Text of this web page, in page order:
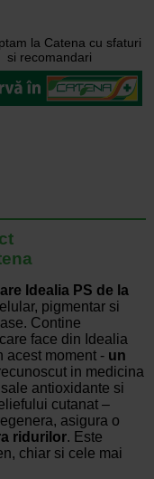
la Catena cu sfaturi
si recomandari
Idealia PS de la
pigmentar si
Contine
face din Idealia
acest moment - un
in medicina
antioxidante si
cutanat –
asigura o
ridurilor. Este
chiar si cele mai